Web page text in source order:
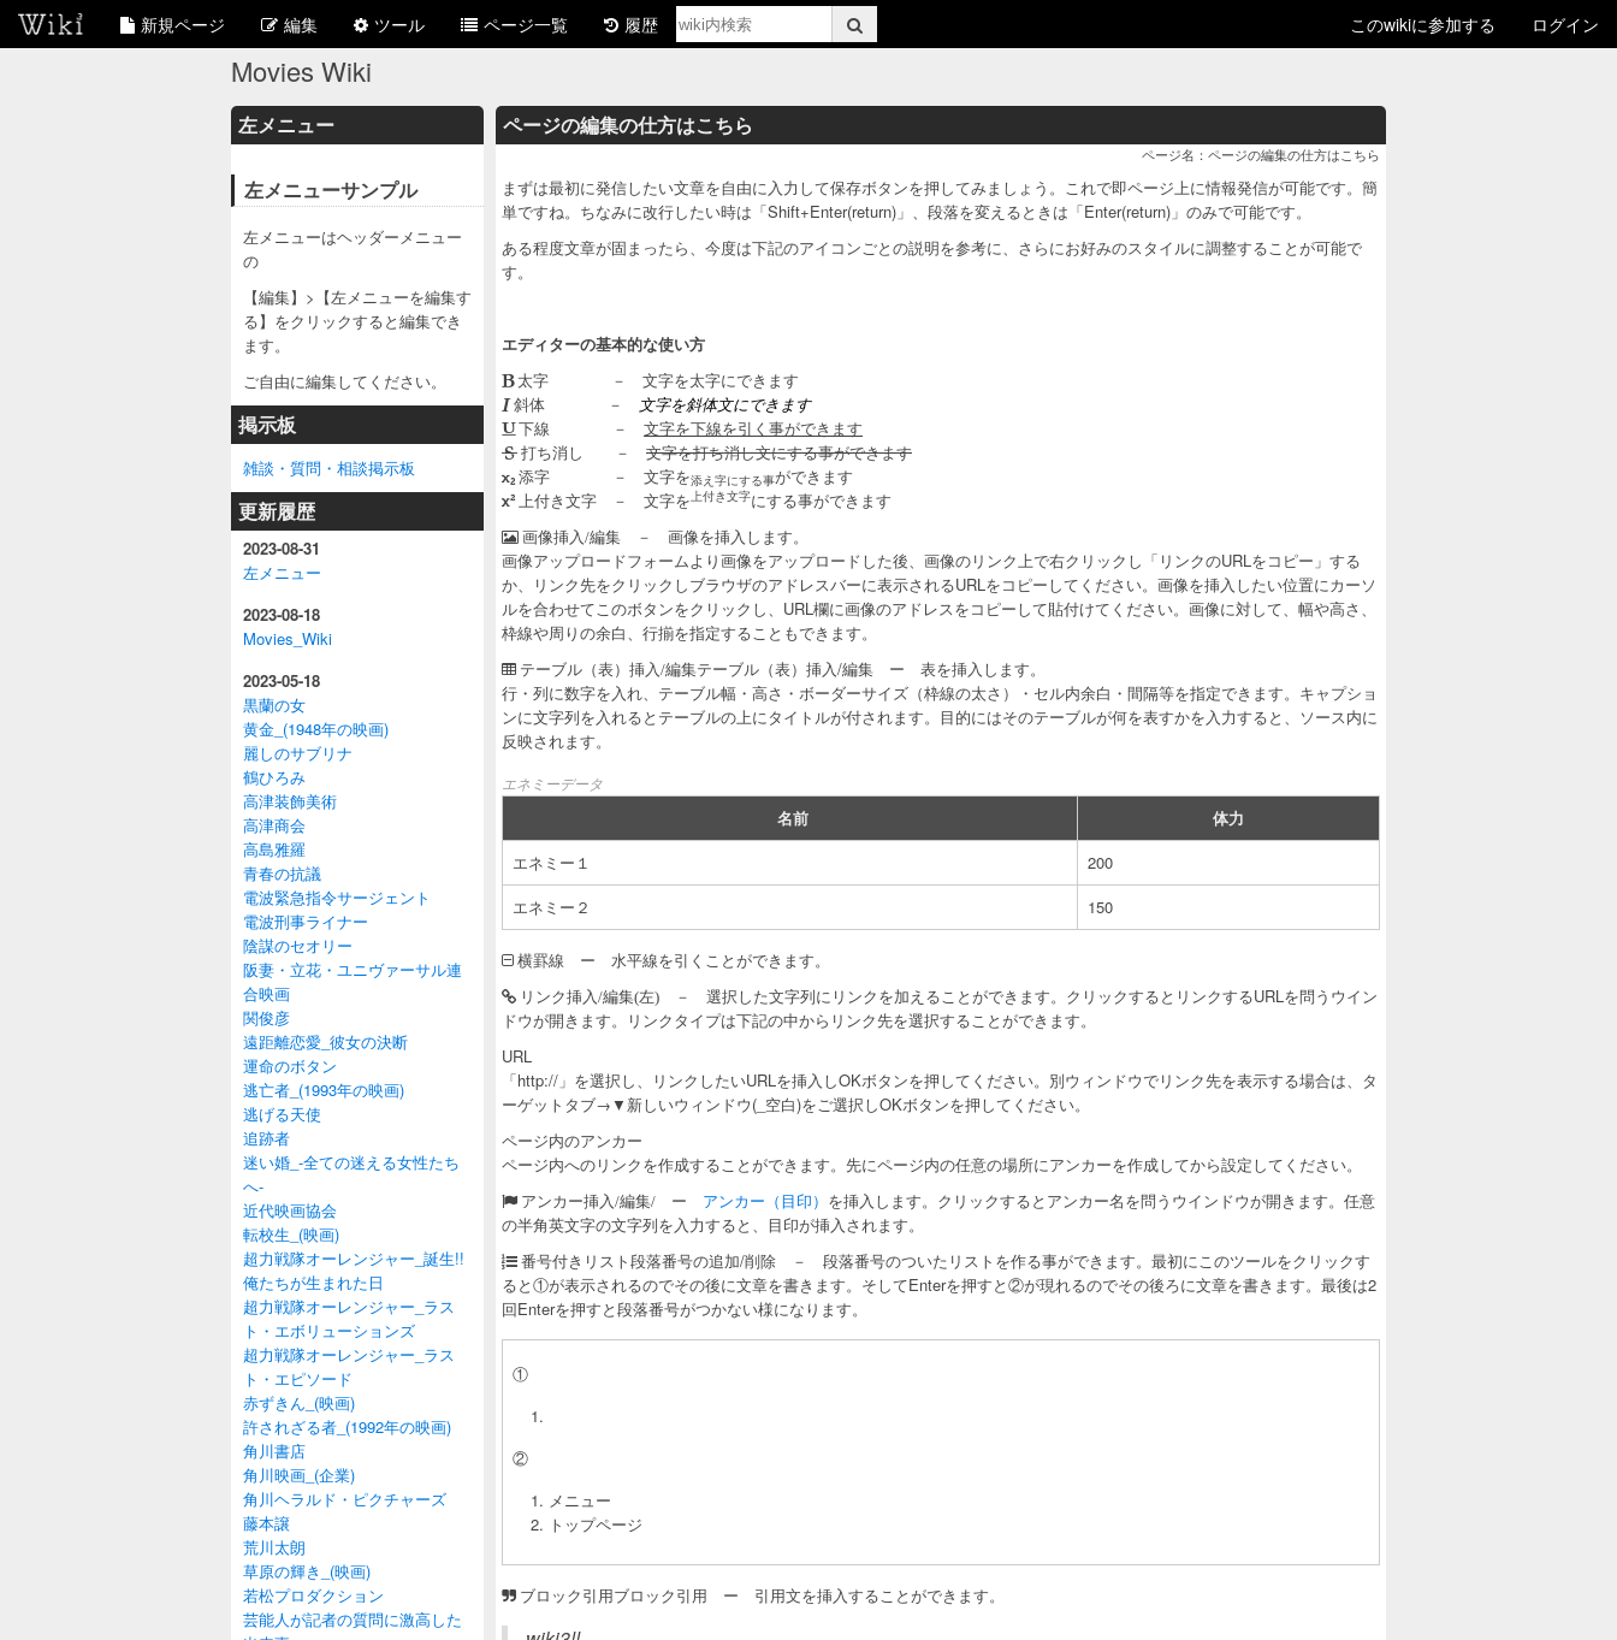
新規ページ 編集 ツール ページ一覧 履歴 このwikiに参加する ログイン
Movies Wiki
左メニュー
左メニューサンプル
左メニューはヘッダーメニュー
の
【編集】>【左メニューを編集す
る】をクリックすると編集でき
ます。
ご自由に編集してください。
掲示板
雑談・質問・相談掲示板
更新履歴
2023-08-31
左メニュー
2023-08-18
Movies_Wiki
2023-05-18
黒蘭の女
黄金_(1948年の映画)
麗しのサブリナ
鶴ひろみ
高津装飾美術
高津商会
高島雅羅
青春の抗議
電波緊急指令サージェント
電波刑事ライナー
陰謀のセオリー
阪妻・立花・ユニヴァーサル連
合映画
関俊彦
遠距離恋愛_彼女の決断
運命のボタン
逃亡者_(1993年の映画)
逃げる天使
追跡者
迷い婚_-全ての迷える女性たち
へ-
近代映画協会
転校生_(映画)
超力戦隊オーレンジャー_誕生!!
俺たちが生まれた日
超力戦隊オーレンジャー_ラス
ト・エボリューションズ
超力戦隊オーレンジャー_ラス
ト・エピソード
赤ずきん_(映画)
許されざる者_(1992年の映画)
角川書店
角川映画_(企業)
角川ヘラルド・ピクチャーズ
藤本譲
荒川太朗
草原の輝き_(映画)
若松プロダクション
芸能人が記者の質問に激高した
ページの編集の仕方はこちら
ページ名：ページの編集の仕方はこちら
まずは最初に発信したい文章を自由に入力して保存ボタンを押してみましょう。これで即ページ上に情報発信が可能です。簡
単ですね。ちなみに改行したい時は「Shift+Enter(return)」、段落を変えるときは「Enter(return)」のみで可能です。
ある程度文章が固まったら、今度は下記のアイコンごとの説明を参考に、さらにお好みのスタイルに調整することが可能で
す。
エディターの基本的な使い方
太字 － 文字を太字にできます
斜体 － 文字を斜体文にできます
下線 － 文字を下線を引く事ができます
打ち消し － 文字を打ち消し文にする事ができます
添字 － 文字を添え字にする事ができます
上付き文字 － 文字を上付き文字にする事ができます
画像挿入/編集
－ 画像を挿入します。
画像アップロードフォームより画像をアップロードした後、画像のリンク上で右クリックし「リンクのURLをコピー」する
か、リンク先をクリックしブラウザのアドレスバーに表示されるURLをコピーしてください。画像を挿入したい位置にカーソ
ルを合わせてこのボタンをクリックし、URL欄に画像のアドレスをコピーして貼付けてください。画像に対して、幅や高さ、
枠線や周りの余白、行揃を指定することもできます。
テーブル（表）挿入/編集テーブル（表）挿入/編集 ー 表を挿入します。
行・列に数字を入れ、テーブル幅・高さ・ボーダーサイズ（枠線の太さ）・セル内余白・間隔等を指定できます。キャプショ
ンに文字列を入れるとテーブルの上にタイトルが付されます。目的にはそのテーブルが何を表すかを入力すると、ソース内に
反映されます。
エネミーデータ
名前
体力
エネミー１
200
エネミー２
150
横罫線 ー 水平線を引くことができます。
リンク挿入/編集(左)
－ 選択した文字列にリンクを加えることができます。クリックするとリンクするURLを問うウイン
ドウが開きます。リンクタイプは下記の中からリンク先を選択することができます。
URL
「http://」を選択し、リンクしたいURLを挿入しOKボタンを押してください。別ウィンドウでリンク先を表示する場合は、タ
ーゲットタブ→▼新しいウィンドウ(_空白)をご選択しOKボタンを押してください。
ページ内のアンカー
ページ内へのリンクを作成することができます。先にページ内の任意の場所にアンカーを作成してから設定してください。
アンカー挿入/編集/ ー アンカー（目印） を挿入します。クリックするとアンカー名を問うウインドウが開きます。任意
の半角英文字の文字列を入力すると、目印が挿入されます。
番号付きリスト 段落番号の追加/削除 － 段落番号のついたリストを作る事ができます。最初にこのツールをクリックす
ると①が表示されるのでその後に文章を書きます。そしてEnterを押すと②が現れるのでその後ろに文章を書きます。最後は2
回Enterを押すと段落番号がつかない様になります。
①
②
メニュー
トップページ
ブロック引用 ブロック引用 ー 引用文を挿入することができます。